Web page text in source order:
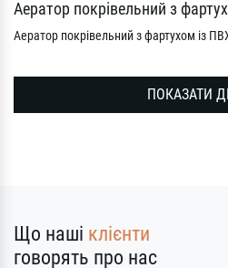
Аератор покрівельний з
Аератор покрівельний з фартухом із
ПОКАЗАТИ
Що наші клієнти
говорять про нас